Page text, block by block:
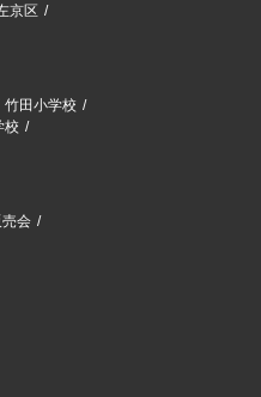
京区
竹田小学校
校
会